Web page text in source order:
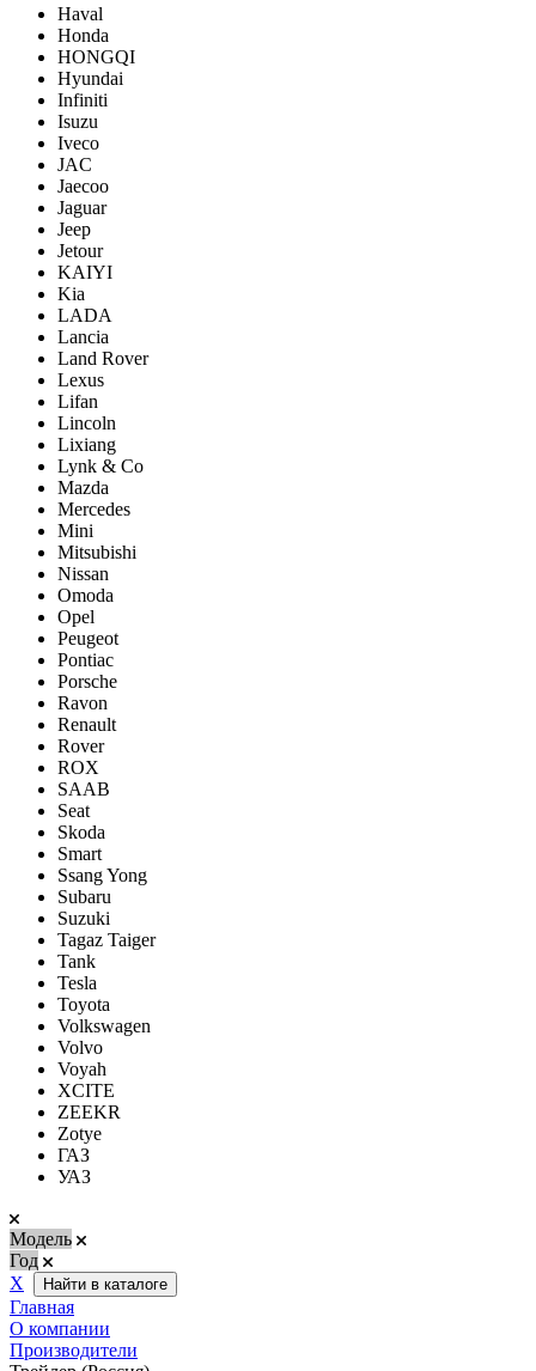
Haval
Honda
HONGQI
Hyundai
Infiniti
Isuzu
Iveco
JAC
Jaecoo
Jaguar
Jeep
Jetour
KAIYI
Kia
LADA
Lancia
Land Rover
Lexus
Lifan
Lincoln
Lixiang
Lynk & Co
Mazda
Mercedes
Mini
Mitsubishi
Nissan
Omoda
Opel
Peugeot
Pontiac
Porsсhe
Ravon
Renault
Rover
ROX
SAAB
Seat
Skoda
Smart
Ssang Yong
Subaru
Suzuki
Tagaz Taiger
Tank
Tesla
Toyota
Volkswagen
Volvo
Voyah
XCITE
ZEEKR
Zotye
ГАЗ
УАЗ
Модель
Год
Х
Найти в каталоге
Главная
О компании
Производители